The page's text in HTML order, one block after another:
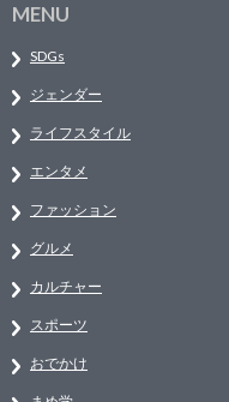
MENU
SDGs
ジェンダー
ライフスタイル
エンタメ
ファッション
グルメ
カルチャー
スポーツ
おでかけ